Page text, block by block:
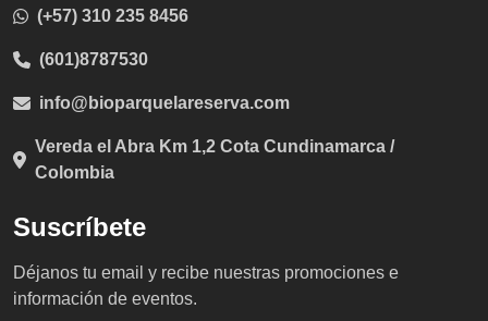
(+57) 310 235 8456
(601)8787530
info@bioparquelareserva.com
Vereda el Abra Km 1,2 Cota Cundinamarca /
Colombia
Suscríbete
Déjanos tu email y recibe nuestras promociones e
información de eventos.